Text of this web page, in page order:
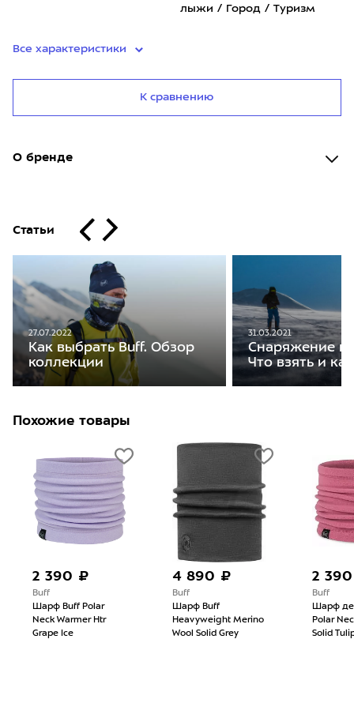
лыжи / Город / Туризм
Все характеристики
К сравнению
О бренде
Статьи
27.07.2022
Как выбрать Buff. Обзор
коллекции
31.03.2021
Снаряжение
Что взять и
Похожие товары
2 390 ₽
Buff
Шарф Buff Polar
Neck Warmer Htr
Grape Ice
4 890 ₽
Buff
Шарф Buff
Heavyweight Merino
Wool Solid Grey
2
Buff
Шарф
Polar
Solid